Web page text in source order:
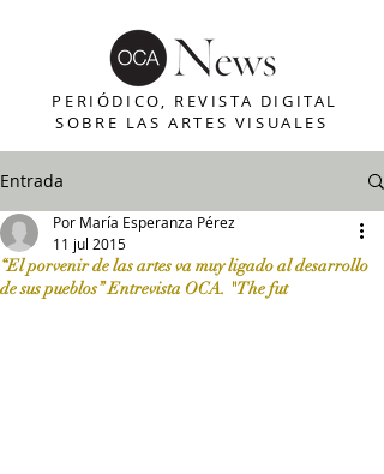
PERIÓDICO, REVISTA DIGITAL
SOBRE LAS ARTES VISUALES
Entrada
“El porvenir de las artes va muy ligado al desarrollo
de sus pueblos” Entrevista OCA. "The fut
Por María Esperanza Pérez
11 jul 2015